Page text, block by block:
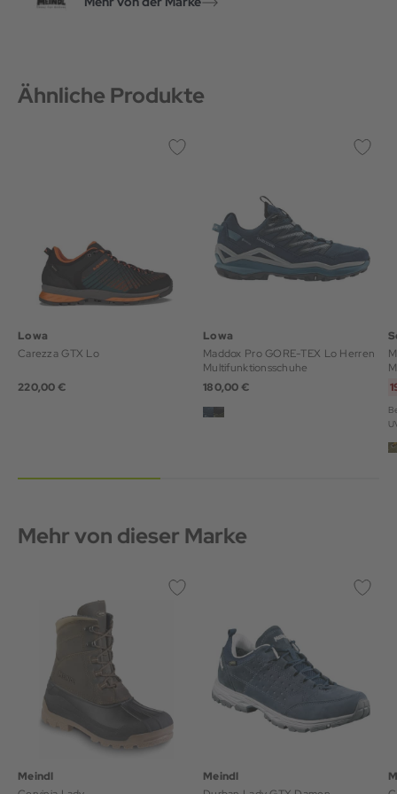
Ähnliche Produkte
Lowa
Carezza GTX Lo
220,00 €
Lowa
Maddox Pro GORE-TEX Lo Herren
Multifunktionsschuhe
180,00 €
Mehr von dieser Marke
Meindl
Meindl